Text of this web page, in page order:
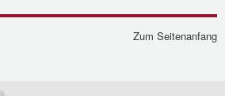
Zum Seitenanfang